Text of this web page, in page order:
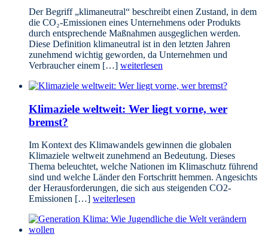
Der Begriff „klimaneutral“ beschreibt einen Zustand, in dem
die CO₂-Emissionen eines Unternehmens oder Produkts
durch entsprechende Maßnahmen ausgeglichen werden.
Diese Definition klimaneutral ist in den letzten Jahren
zunehmend wichtig geworden, da Unternehmen und
Verbraucher einem […] weiterlesen
Klimaziele weltweit: Wer liegt vorne, wer
bremst?
Im Kontext des Klimawandels gewinnen die globalen
Klimaziele weltweit zunehmend an Bedeutung. Dieses
Thema beleuchtet, welche Nationen im Klimaschutz führend
sind und welche Länder den Fortschritt hemmen. Angesichts
der Herausforderungen, die sich aus steigenden CO2-
Emissionen […] weiterlesen